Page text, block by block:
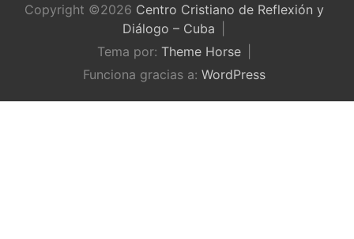
Copyright ©2026 Centro Cristiano de Reflexión y
Diálogo – Cuba
Tema por: Theme Horse
Funciona gracias a: WordPress